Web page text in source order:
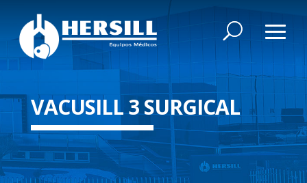
VACUSILL 3 SURGICAL